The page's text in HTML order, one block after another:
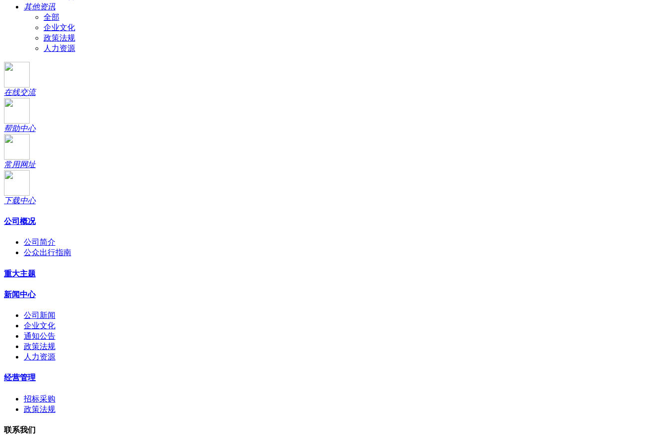
其他资讯
全部
企业文化
政策法规
人力资源
在线交流
帮助中心
常用网址
下载中心
公司概况
公司简介
公众出行指南
重大主题
新闻中心
公司新闻
企业文化
通知公告
政策法规
人力资源
经营管理
招标采购
政策法规
联系我们